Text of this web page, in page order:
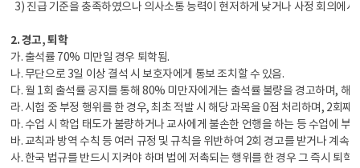
3) 진급 기준을 충족하였으나 의사소통 능력이 현저하게 낮거나 사정 회의에
2. 경고, 퇴학
가. 출석률 70% 미만일 경우 퇴학됨.
나. 무단으로 3일 이상 결석 시 보호자에게 통보 조치할 수 있음.
다. 월 1회 출석률 공지를 통해 80% 미만자에게는 출석률 불량을 경고하며,
라. 시험 중 부정 행위를 한 경우, 최초 적발 시 해당 과목을 0점 처리하며, 2회째
마. 수업 시 학업 태도가 불량하거나 교사에게 불손한 언행을 하는 등 수업에 부
바. 교칙과 방역 수칙 등 여러 규정 및 규칙을 위반하여 2회 경고를 받거나 계속
사. 한국 법규를 반드시 지켜야 하며 법에 저촉되는 행위를 한 경우 그 즉시 퇴학